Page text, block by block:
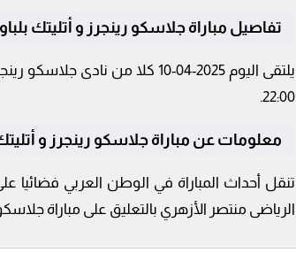
تفاصيل مباراة جلاسكو رينجرز و أتليتك بلباو
22:00.
معلومات عن مباراة جلاسكو رينجرز و أتليتك بلباو
الرياضى منتصر الأزهري بالتعليق على مباراة جلاسكو